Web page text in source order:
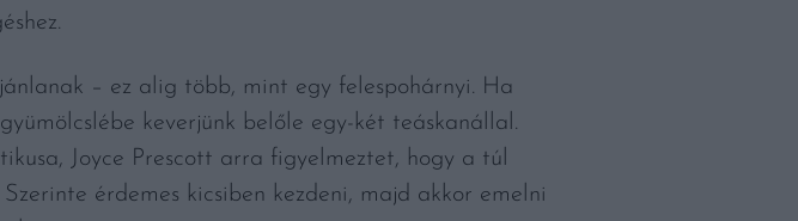
– ez alig több, mint egy felespohárnyi. Ha
keverjünk belőle egy-két teáskanállal.
Joyce Prescott arra figyelmeztet, hogy a túl
érdemes kicsiben kezdeni, majd akkor emelni